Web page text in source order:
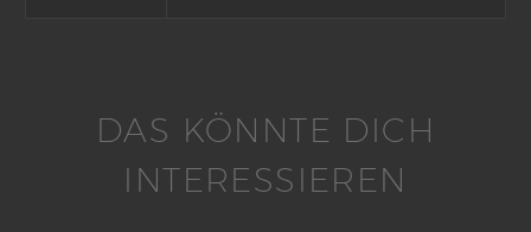
DAS KÖNNTE DICH
INTERESSIEREN